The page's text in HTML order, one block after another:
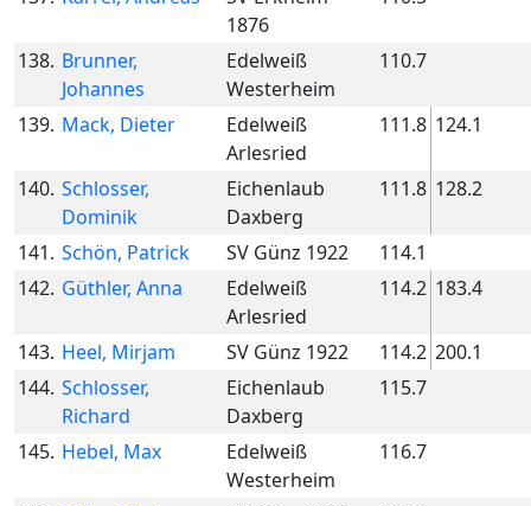
1876
138. Brunner,
Johannes
Edelweiß
Westerheim
110.7
139. Mack, Dieter
Edelweiß
Arlesried
111.8 124.1
140. Schlosser,
Dominik
Eichenlaub
Daxberg
111.8 128.2
141. Schön, Patrick SV Günz 1922
114.1
142. Güthler, Anna
Edelweiß
Arlesried
114.2 183.4
143. Heel, Mirjam SV Günz 1922 114.2 200.1
144. Schlosser,
Richard
Eichenlaub
Daxberg
115.7
145. Hebel, Max
Edelweiß
Westerheim
116.7